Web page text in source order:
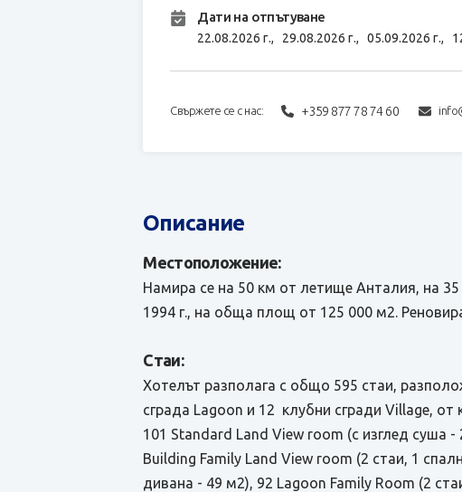
Дати на отпътуване
22.08.2026 г., 29.08.2026 г.,05.09.2026 г.,
Свържете се с нас: +359 877 78 74 60
Описание
Местоположение:
Намира се на 50 км от летище Анталия, на
1994 г., на обща площ от 125 000 м2.
Стаи:
Хотелът разполага с общо 595 стаи,
сграда Lagoon и 12 клубни сгради Village, от
101 Standard Land View room (с изглед суша
Building Family Land View room (2 стаи, 1
дивана - 49 м2), 92 Lagoon Family Room (2